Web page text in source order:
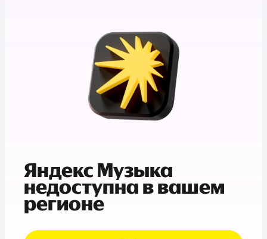
Яндекс Музыка
недоступна в вашем
регионе